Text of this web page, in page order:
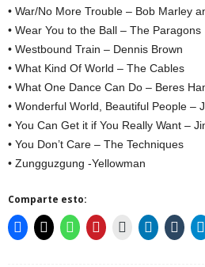
• War/No More Trouble – Bob Marley
• Wear You to the Ball – The Paragons
• Westbound Train – Dennis Brown
• What Kind Of World – The Cables
• What One Dance Can Do – Beres
• Wonderful World, Beautiful People –
• You Can Get it if You Really Want –
• You Don’t Care – The Techniques
• Zungguzgung -Yellowman
Comparte esto: